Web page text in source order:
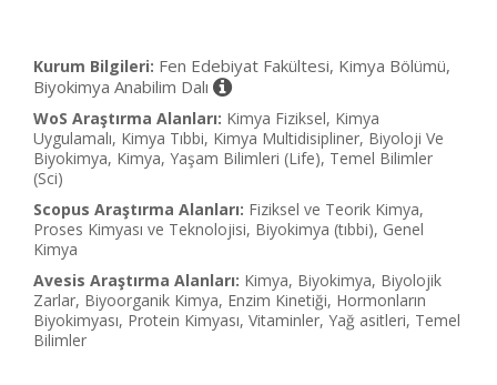
Kurum Bilgileri: Fen Edebiyat Fakültesi, Kimya Bölümü,
Biyokimya Anabilim Dalı
WoS Araştırma Alanları: Kimya Fiziksel, Kimya
Uygulamalı, Kimya Tıbbi, Kimya Multidisipliner, Biyoloji Ve
Biyokimya, Kimya, Yaşam Bilimleri (Life), Temel Bilimler
(Sci)
Scopus Araştırma Alanları: Fiziksel ve Teorik Kimya,
Proses Kimyası ve Teknolojisi, Biyokimya (tıbbi), Genel
Kimya
Avesis Araştırma Alanları: Kimya, Biyokimya, Biyolojik
Zarlar, Biyoorganik Kimya, Enzim Kinetiği, Hormonların
Biyokimyası, Protein Kimyası, Vitaminler, Yağ asitleri, Temel
Bilimler